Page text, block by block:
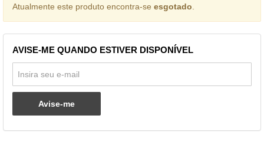
Atualmente este produto encontra-se esgotado
AVISE-ME QUANDO ESTIVER DISPONÍVEL
Avise-me